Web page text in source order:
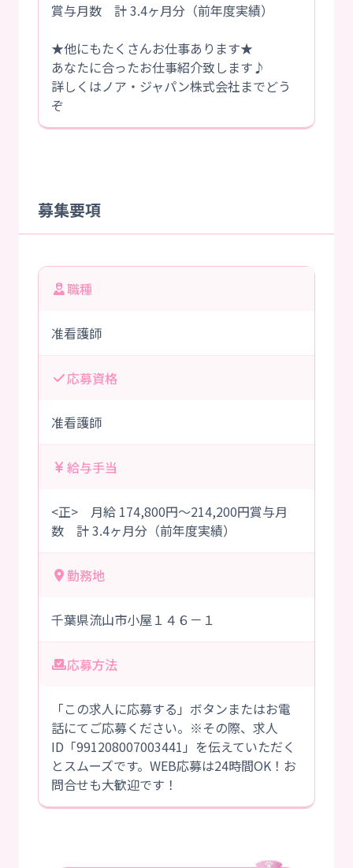
賞与月数 計 3.4ヶ月分（前年度実績）
★他にもたくさんお仕事あります★
あなたに合ったお仕事紹介致します♪
詳しくはノア・ジャパン株式会社までどう
ぞ
募集要項
職種
准看護師
応募資格
准看護師
給与手当
<正> 月給 174,800円～214,200円賞与月
数 計 3.4ヶ月分（前年度実績）
勤務地
千葉県流山市小屋１４６－１
応募方法
「この求人に応募する」ボタンまたはお電
話にてご応募ください。※その際、求人
ID「991208007003441」を伝えていただく
とスムーズです。WEB応募は24時間OK！お
問合せも大歓迎です！